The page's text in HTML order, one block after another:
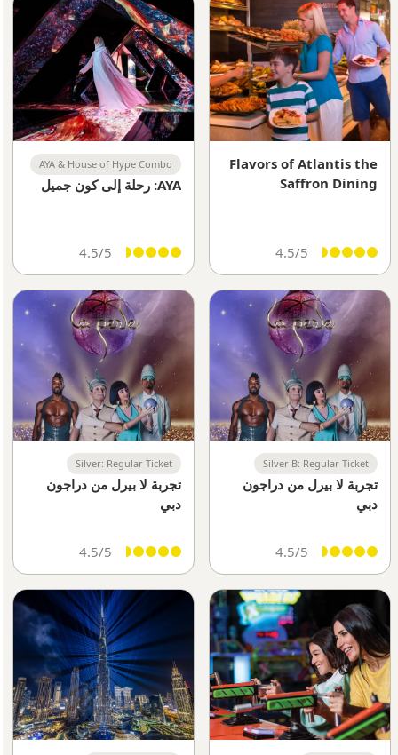
Flavors of Atlantis the
Saffron Dining
4.5/5
AYA & House of Hype Combo
AYA: رحلة إلى كون جميل
4.5/5
Silver B: Regular Ticket
تجربة لا بيرل من دراجون
دبي
4.5/5
Silver: Regular Ticket
تجربة لا بيرل من دراجون
دبي
4.5/5